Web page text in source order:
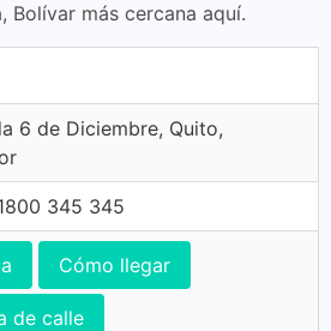
Bolívar más cercana aquí.
6 de Diciembre, Quito,
345 345
Cómo llegar
de calle